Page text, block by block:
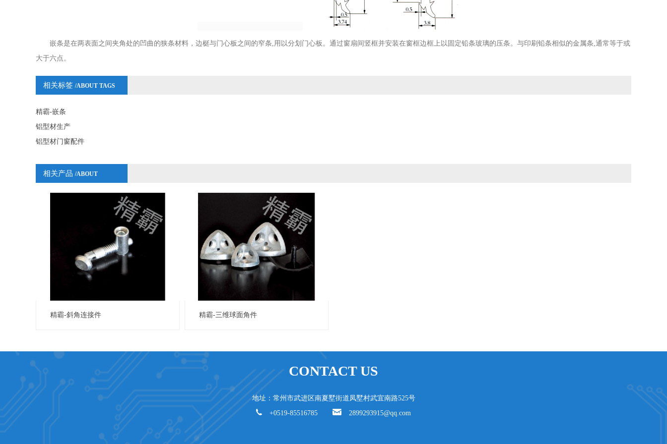
嵌条是在两表面之间夹角处的凹曲的狭条材料，边梃与门心板之间的窄条,用以分划门心板。通过窗扇间竖框并安装在窗框边框上以固定铅条玻璃的压条。与印刷铅条相似的金属条,通常等于或
大于六点。
相关标签 /ABOUT TAGS
精霸-嵌条
铝型材生产
铝型材门窗配件
相关产品 /ABOUT
PRODUCTS
精霸-斜角连接件 精霸-三维球面角件
CONTACT US
地址：常州市武进区南夏墅街道凤墅村武宜南路525号
+0519-85516785
2899293915@qq.com